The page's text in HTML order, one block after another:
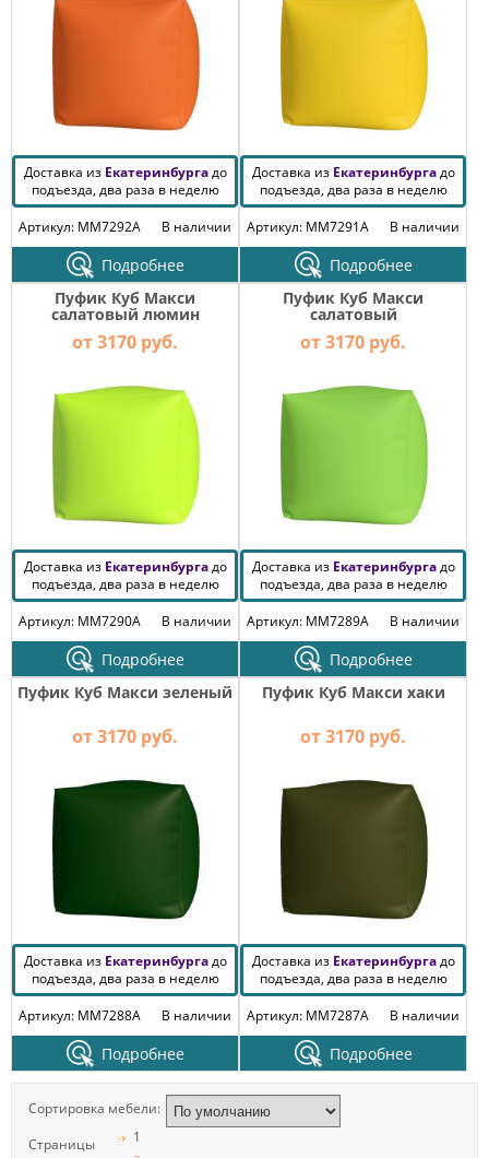
Доставка из Екатеринбургадо
подъезда, два раза в неделю
Артикул: MM7292A
В наличии
Подробнее
Доставка из Екатеринбургадо
подъезда, два раза в неделю
Артикул: MM7291A
В наличии
Подробнее
Пуфик Куб Макси
салатовый люмин
от 3170 руб.
Доставка из Екатеринбургадо
подъезда, два раза в неделю
Артикул: MM7290A
В наличии
Подробнее
Пуфик Куб Макси
салатовый
от 3170 руб.
Доставка из Екатеринбургадо
подъезда, два раза в неделю
Артикул: MM7289A
В наличии
Подробнее
Пуфик Куб Макси зеленый
от 3170 руб.
Доставка из Екатеринбургадо
подъезда, два раза в неделю
Артикул: MM7288A
В наличии
Подробнее
Пуфик Куб Макси хаки
от 3170 руб.
Доставка из Екатеринбургадо
подъезда, два раза в неделю
Артикул: MM7287A
В наличии
Подробнее
Сортировка мебели:
Страницы
1